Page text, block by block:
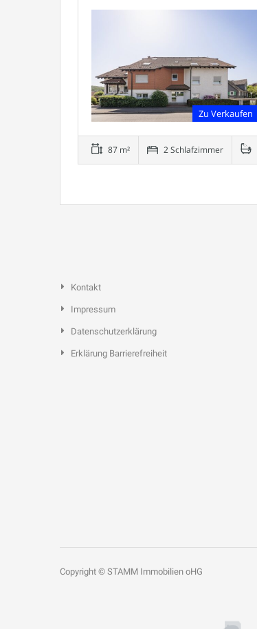
Zu Verkaufen
87 m² 2 Schlafzimmer
Kontakt
Impressum
Datenschutzerklärung
Erklärung Barrierefreiheit
Copyright © STAMM Immobilien oHG